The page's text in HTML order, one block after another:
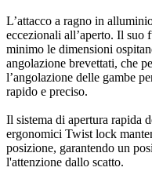
L’attacco a ragno in
eccezionali all’aperto. Il suo
minimo le dimensioni
angolazione brevettati, che
l’angolazione delle gambe
rapido e preciso.
Il sistema di apertura rapida
ergonomici Twist lock
posizione, garantendo un
l'attenzione dallo scatto.